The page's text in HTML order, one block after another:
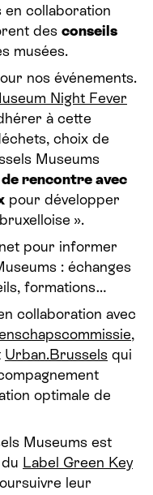
en collaboration
des conseils
musées.
nos événements.
Night Fever
à cette
choix de
Museums
rencontre avec
pour développer
».
pour informer
: échanges
formations…
collaboration avec
,
Urban.Brussels qui
optimale de
Museums est
Label Green Key
leur